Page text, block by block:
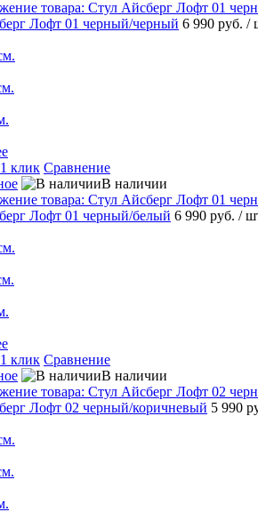
Лофт 01 черный/черный 6 990 руб. /
клик Сравнение
В наличии
Лофт 01 черный/белый 6 990 руб. /
клик Сравнение
В наличии
Лофт 02 черный/коричневый 5 990